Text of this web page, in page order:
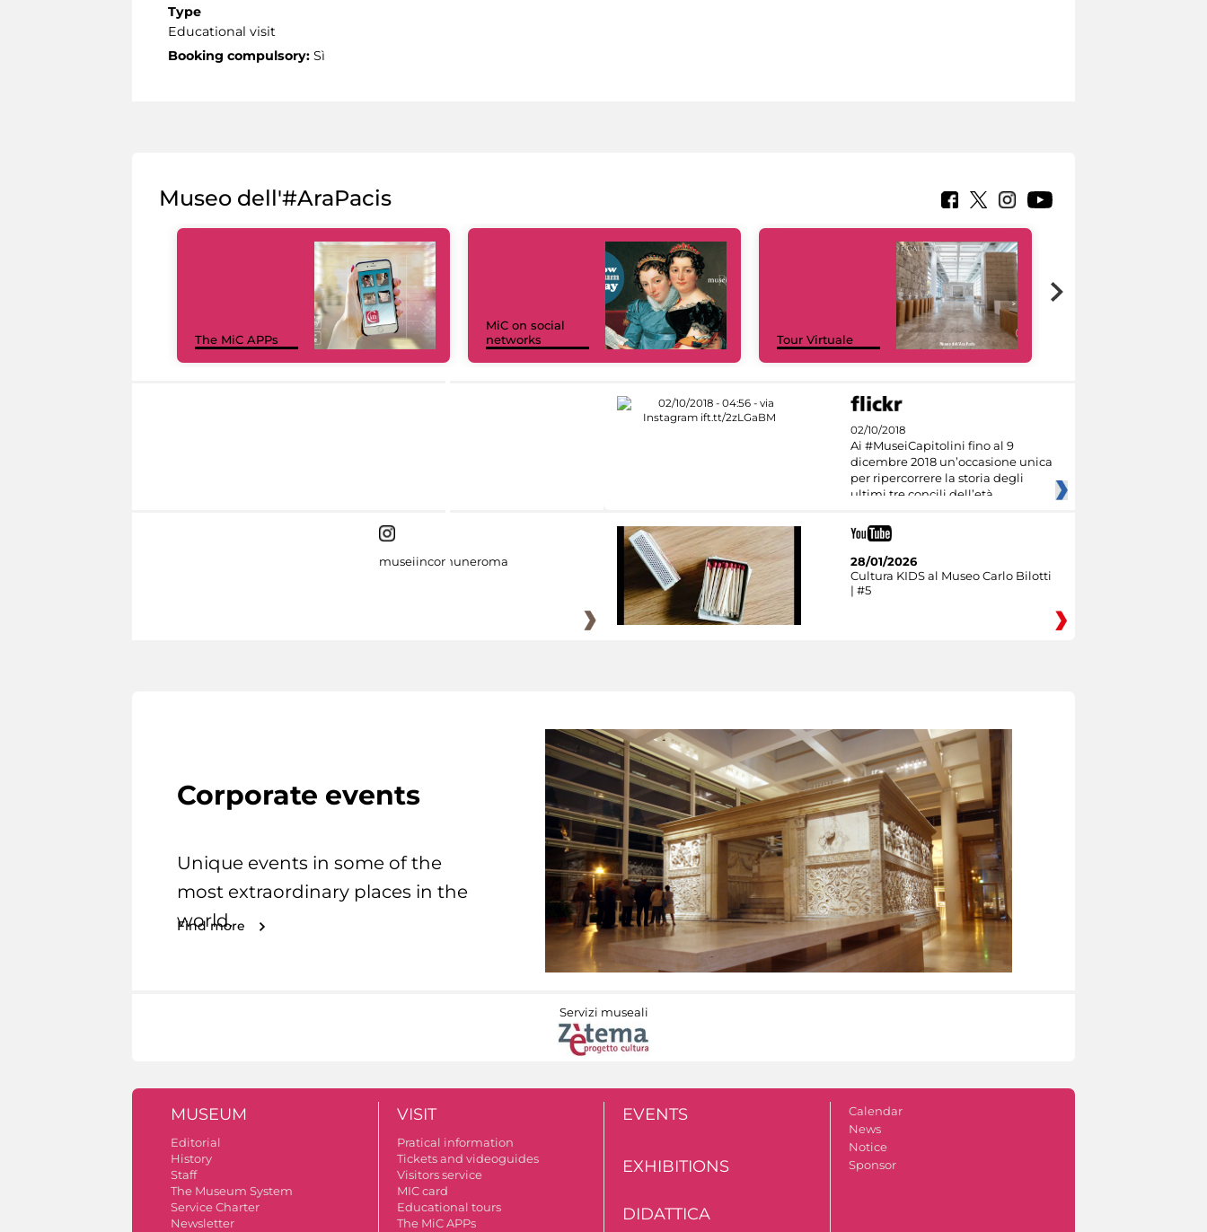
Type
Educational visit
Booking compulsory: Sì
Museo dell'#AraPacis
The MiC APPs
MiC on social
networks
Tour Virtuale
02/10/2018
Ai #MuseiCapitolini fino al 9
dicembre 2018 un’occasione unica
per ripercorrere la storia degli
ultimi tre concili dell’età
museiincomuneroma
28/01/2026
Cultura KIDS al Museo Carlo Bilotti
| #5
Corporate events
Unique events in some of the
most extraordinary places in the
world.
Find more
Servizi museali
MUSEUM
Editorial
History
Staff
The Museum System
Service Charter
Newsletter
VISIT
Pratical information
Tickets and videoguides
Visitors service
MIC card
Educational tours
The MiC APPs
EVENTS
EXHIBITIONS
DIDATTICA
Calendar
News
Notice
Sponsor